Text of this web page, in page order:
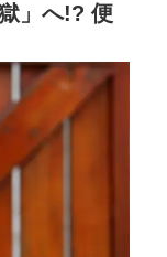
」へ!? 便